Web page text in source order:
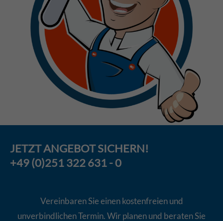
JETZTANGEBOTSICHERN!
+49 (0)251 322 631 - 0
Vereinbaren Sie einen kostenfreien und
unverbindlichen Termin. Wir planen und beraten Sie